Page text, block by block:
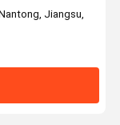
Jiangsu,